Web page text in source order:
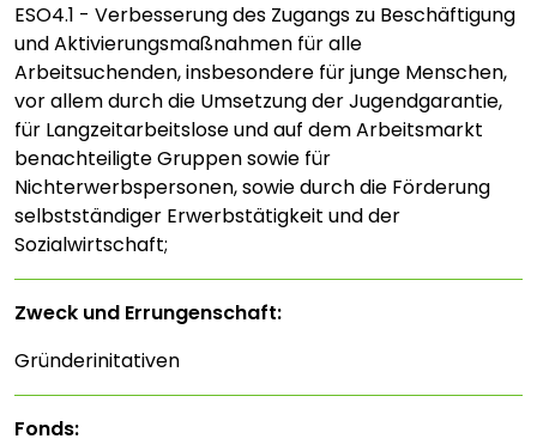
ESO4.1 - Verbesserung des Zugangs zu Beschäftigung
und Aktivierungsmaßnahmen für alle
Arbeitsuchenden, insbesondere für junge Menschen,
vor allem durch die Umsetzung der Jugendgarantie,
für Langzeitarbeitslose und auf dem Arbeitsmarkt
benachteiligte Gruppen sowie für
Nichterwerbspersonen, sowie durch die Förderung
selbstständiger Erwerbstätigkeit und der
Sozialwirtschaft;
Zweck und Errungenschaft:
Gründerinitativen
Fonds: